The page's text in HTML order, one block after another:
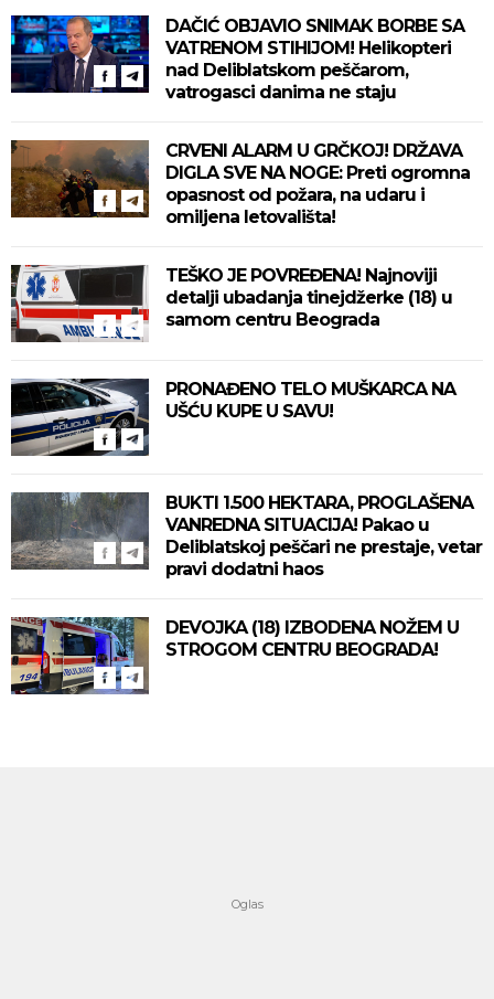
DAČIĆ OBJAVIO SNIMAK BORBE SA
VATRENOM STIHIJOM! Helikopteri
nad Deliblatskom peščarom,
vatrogasci danima ne staju
CRVENI ALARM U GRČKOJ! DRŽAVA
DIGLA SVE NA NOGE: Preti ogromna
opasnost od požara, na udaru i
omiljena letovališta!
TEŠKO JE POVREĐENA! Najnoviji
detalji ubadanja tinejdžerke (18) u
samom centru Beograda
PRONAĐENO TELO MUŠKARCA NA
UŠĆU KUPE U SAVU!
BUKTI 1.500 HEKTARA, PROGLAŠENA
VANREDNA SITUACIJA! Pakao u
Deliblatskoj peščari ne prestaje, vetar
pravi dodatni haos
DEVOJKA (18) IZBODENA NOŽEM U
STROGOM CENTRU BEOGRADA!